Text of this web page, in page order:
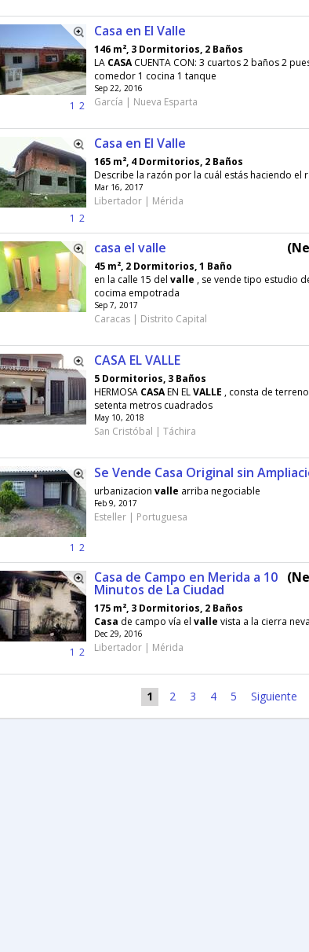
1 2
Casa en El Valle
146 m², 3 Dormitorios, 2 Baños
LA CASACUENTA CON: 3 cuartos 2 baños 2
comedor 1 cocina 1 tanque
Sep 22, 2016
García | Nueva Esparta
1 2
Casa en El Valle
165 m², 4 Dormitorios, 2 Baños
Describe la razón por la cuál estás haciendo el
Mar 16, 2017
Libertador | Mérida
casa el valle
45 m², 2 Dormitorios, 1 Baño
en la calle 15 del valle , se vende tipo estudio
cocima empotrada
Sep 7, 2017
Caracas | Distrito Capital
CASA EL VALLE
5 Dormitorios, 3 Baños
HERMOSA CASAEN ELVALLE , consta de
setenta metros cuadrados
May 10, 2018
San Cristóbal | Táchira
1 2
Se Vende Casa Original sin
urbanizacion valle arriba negociable
Feb 9, 2017
Esteller | Portuguesa
1 2
Casa de Campo en Merida a 10
Minutos de La Ciudad
175 m², 3 Dormitorios, 2 Baños
Casa de campo vía el valle vista a la cierra
Dec 29, 2016
Libertador | Mérida
1 2 3 4 5 Siguiente